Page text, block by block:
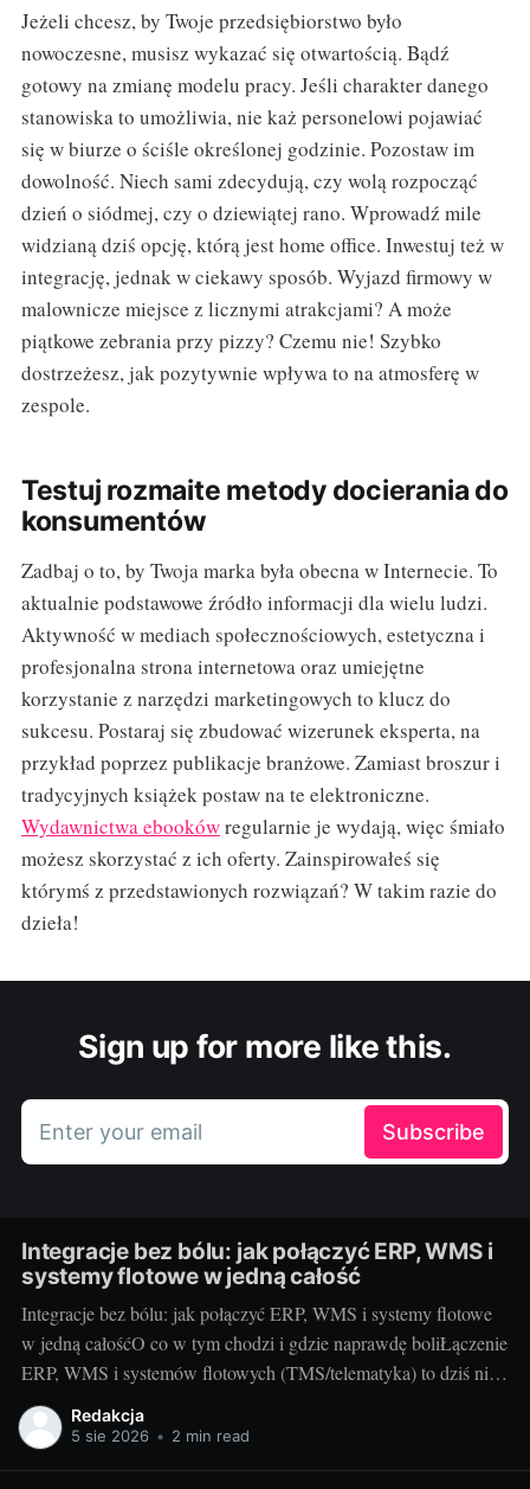
Jeżeli chcesz, by Twoje przedsiębiorstwo było
nowoczesne, musisz wykazać się otwartością. Bądź
gotowy na zmianę modelu pracy. Jeśli charakter danego
stanowiska to umożliwia, nie każ personelowi pojawiać
się w biurze o ściśle określonej godzinie. Pozostaw im
dowolność. Niech sami zdecydują, czy wolą rozpocząć
dzień o siódmej, czy o dziewiątej rano. Wprowadź mile
widzianą dziś opcję, którą jest home office. Inwestuj też w
integrację, jednak w ciekawy sposób. Wyjazd firmowy w
malownicze miejsce z licznymi atrakcjami? A może
piątkowe zebrania przy pizzy? Czemu nie! Szybko
dostrzeżesz, jak pozytywnie wpływa to na atmosferę w
zespole.
Testuj rozmaite metody docierania do
konsumentów
Zadbaj o to, by Twoja marka była obecna w Internecie. To
aktualnie podstawowe źródło informacji dla wielu ludzi.
Aktywność w mediach społecznościowych, estetyczna i
profesjonalna strona internetowa oraz umiejętne
korzystanie z narzędzi marketingowych to klucz do
sukcesu. Postaraj się zbudować wizerunek eksperta, na
przykład poprzez publikacje branżowe. Zamiast broszur i
tradycyjnych książek postaw na te elektroniczne.
Wydawnictwa ebookówregularnie je wydają, więc śmiało
możesz skorzystać z ich oferty. Zainspirowałeś się
którymś z przedstawionych rozwiązań? W takim razie do
dzieła!
Sign up for more like this.
Enter your email Subscribe
Integracje bez bólu: jak połączyć ERP, WMS i
systemy flotowe w jedną całość
Integracje bez bólu: jak połączyć ERP, WMS i systemy flotowe
w jedną całośćO co w tym chodzi i gdzie naprawdę boliŁączenie
ERP, WMS i systemów flotowych (TMS/telematyka) to dziś nie
fanaberia, tylko warunek płynnej logistyki. Chodzi o to, by
zamówienie z ERP automatycznie wywołało ruch w magazynie,
Redakcja
5 sie 2026 • 2 min read